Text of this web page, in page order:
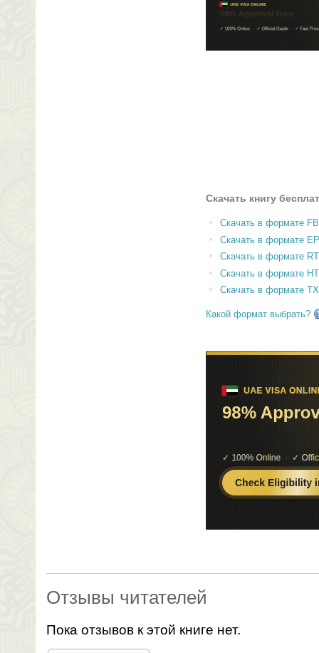
Скачать книгу
Скачать в формате
Скачать в формате
Скачать в формате
Скачать в формате
Скачать в формате
Какой формат выбрать?
Отзывы читателей
Пока отзывов к этой книге нет.